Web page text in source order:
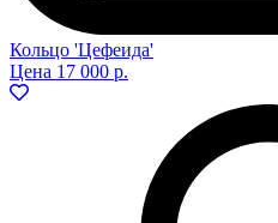
Кольцо 'Цефеида'
Цена 17 000 р.